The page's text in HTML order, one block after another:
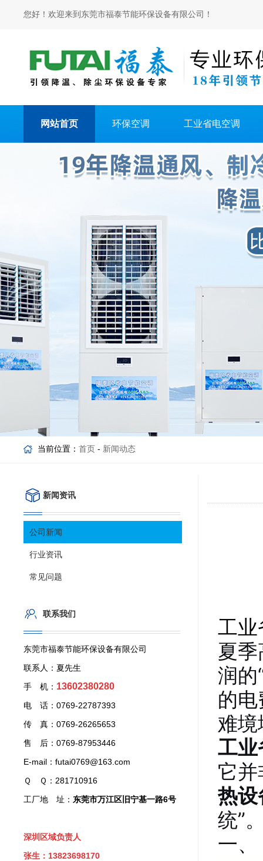
您好！欢迎来到东莞市福泰节能环保设备有限公司！
网站首页 环保空调 工业省电空调
当前位置： 首页 - 新闻动态
工业
夏
润的
的
难
工业
它
热设
统”
一、
新闻资讯
公司新闻
行业资讯
常见问题
联系我们
东莞市福泰节能环保设备有限公司
联系人：夏先生
手 机： 13602380280
电 话：0769-22787393
传 真：0769-26265653
售 后：0769-87953446
E-mail：futai0769@163.com
Ｑ Ｑ：281710916
工厂地 址： 东莞市万江区旧宁基一路6号
深圳区域负责人
张生：13823698170